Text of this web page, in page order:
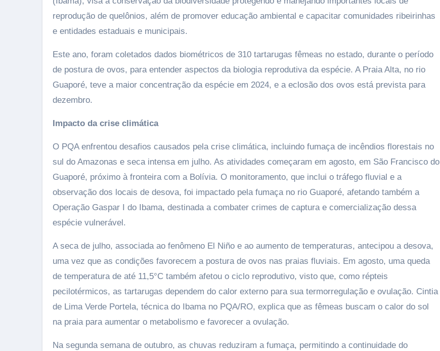
reprodução de quelônios, além de promover educação ambiental e capacitar comunidades ribeirinhas
e entidades estaduais e municipais.
Este ano, foram coletados dados biométricos de 310 tartarugas fêmeas no estado, durante o período
de postura de ovos, para entender aspectos da biologia reprodutiva da espécie. A Praia Alta, no rio
Guaporé, teve a maior concentração da espécie em 2024, e a eclosão dos ovos está prevista para
dezembro.
Impacto da crise climática
O PQA enfrentou desafios causados pela crise climática, incluindo fumaça de incêndios florestais no
sul do Amazonas e seca intensa em julho. As atividades começaram em agosto, em São Francisco do
Guaporé, próximo à fronteira com a Bolívia. O monitoramento, que inclui o tráfego fluvial e a
observação dos locais de desova, foi impactado pela fumaça no rio Guaporé, afetando também a
Operação Gaspar I do Ibama, destinada a combater crimes de captura e comercialização dessa
espécie vulnerável.
A seca de julho, associada ao fenômeno El Niño e ao aumento de temperaturas, antecipou a desova,
uma vez que as condições favorecem a postura de ovos nas praias fluviais. Em agosto, uma queda
de temperatura de até 11,5°C também afetou o ciclo reprodutivo, visto que, como répteis
pecilotérmicos, as tartarugas dependem do calor externo para sua termorregulação e ovulação. Cintia
de Lima Verde Portela, técnica do Ibama no PQA/RO, explica que as fêmeas buscam o calor do sol
na praia para aumentar o metabolismo e favorecer a ovulação.
Na segunda semana de outubro, as chuvas reduziram a fumaça, permitindo a continuidade do